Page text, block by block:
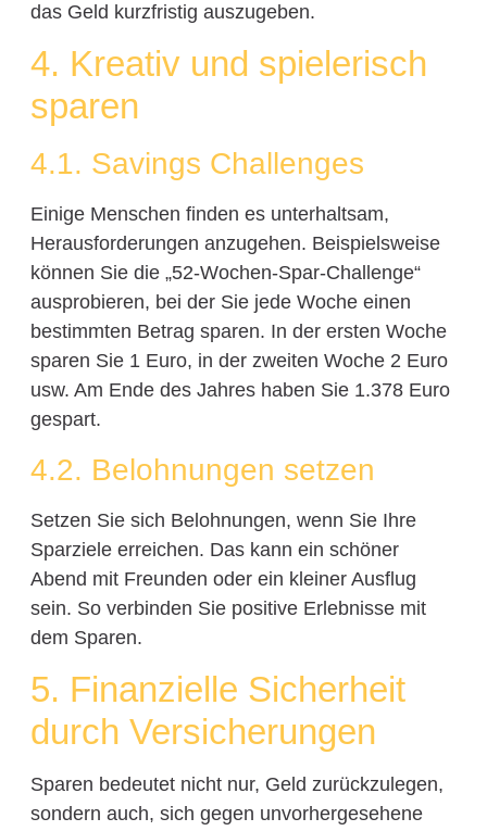
das Geld kurzfristig auszugeben.
4. Kreativ und spielerisch
sparen
4.1. Savings Challenges
Einige Menschen finden es unterhaltsam,
Herausforderungen anzugehen. Beispielsweise
können Sie die „52-Wochen-Spar-Challenge“
ausprobieren, bei der Sie jede Woche einen
bestimmten Betrag sparen. In der ersten Woche
sparen Sie 1 Euro, in der zweiten Woche 2 Euro
usw. Am Ende des Jahres haben Sie 1.378 Euro
gespart.
4.2. Belohnungen setzen
Setzen Sie sich Belohnungen, wenn Sie Ihre
Sparziele erreichen. Das kann ein schöner
Abend mit Freunden oder ein kleiner Ausflug
sein. So verbinden Sie positive Erlebnisse mit
dem Sparen.
5. Finanzielle Sicherheit
durch Versicherungen
Sparen bedeutet nicht nur, Geld zurückzulegen,
sondern auch, sich gegen unvorhergesehene